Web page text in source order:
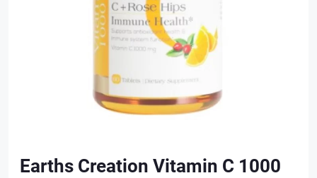
Earths Creation Vitamin C 1000